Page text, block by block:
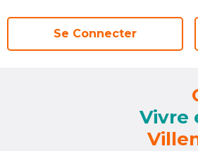
Se Connecter
Se Connecter
Vivre